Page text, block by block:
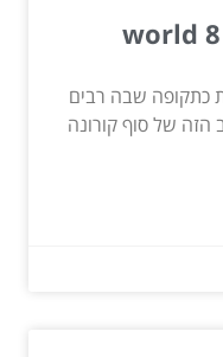
כתקופה שבה רבים
הזה של סוף קורונה